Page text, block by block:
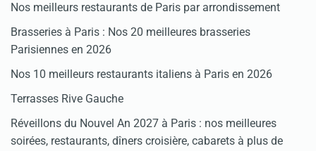
Nos meilleurs restaurants de Paris par arrondissement
Brasseries à Paris : Nos 20 meilleures brasseries
Parisiennes en 2026
Nos 10 meilleurs restaurants italiens à Paris en 2026
Terrasses Rive Gauche
Réveillons du Nouvel An 2027 à Paris : nos meilleures
soirées, restaurants, dîners croisière, cabarets à plus de